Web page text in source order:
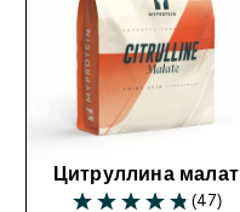
Цитруллина малат
(47)